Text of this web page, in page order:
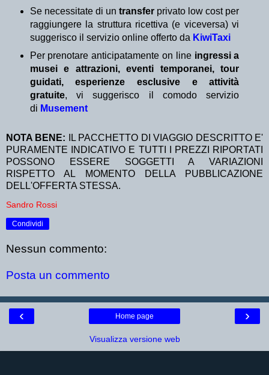
Se necessitate di un transfer privato low cost per
raggiungere la struttura ricettiva (e viceversa) vi
suggerisco il servizio online offerto da KiwiTaxi
Per prenotare anticipatamente on line ingressi a
musei e attrazioni, eventi temporanei, tour
guidati, esperienze esclusive e attività
gratuite, vi suggerisco il comodo servizio
di Musement
NOTA BENE:
IL PACCHETTO DI VIAGGIO DESCRITTO E'
PURAMENTE INDICATIVO E TUTTI I PREZZI RIPORTATI
POSSONO ESSERE SOGGETTI A VARIAZIONI
RISPETTO AL MOMENTO DELLA PUBBLICAZIONE
DELL'OFFERTA STESSA.
Sandro Rossi
Condividi
Nessun commento:
Posta un commento
‹ ›
Home page
Visualizza versione web